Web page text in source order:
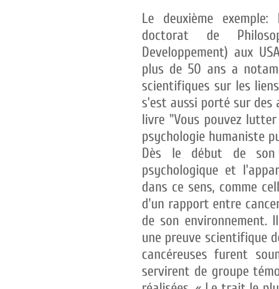
Le deuxième
doctorat de
Developpement) aux
plus de 50 ans a
scientifiques sur les
s'est aussi porté sur des
livre "Vous pouvez
psychologie humaniste
Dès le début de
psychologique et
dans ce sens, comme
d'un rapport entre
de son environnement.
une preuve scientifique
cancéreuses furent
servirent de groupe